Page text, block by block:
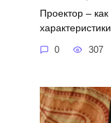
Проектор – как
характеристики
0 307